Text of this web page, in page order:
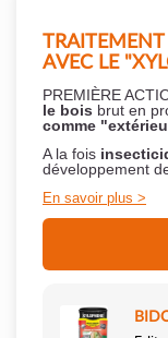
AVEC LE
PREMIÈRE
le bois brut en
comme
A la fois
développement
En savoir plus